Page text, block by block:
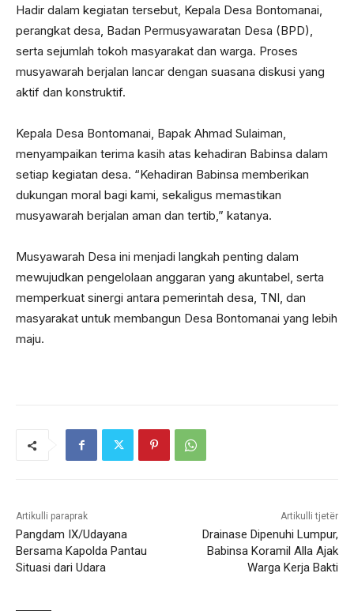
Hadir dalam kegiatan tersebut, Kepala Desa Bontomanai,
perangkat desa, Badan Permusyawaratan Desa (BPD),
serta sejumlah tokoh masyarakat dan warga. Proses
musyawarah berjalan lancar dengan suasana diskusi yang
aktif dan konstruktif.
Kepala Desa Bontomanai, Bapak Ahmad Sulaiman,
menyampaikan terima kasih atas kehadiran Babinsa dalam
setiap kegiatan desa. “Kehadiran Babinsa memberikan
dukungan moral bagi kami, sekaligus memastikan
musyawarah berjalan aman dan tertib,” katanya.
Musyawarah Desa ini menjadi langkah penting dalam
mewujudkan pengelolaan anggaran yang akuntabel, serta
memperkuat sinergi antara pemerintah desa, TNI, dan
masyarakat untuk membangun Desa Bontomanai yang lebih
maju.
Artikulli paraprak
Pangdam IX/Udayana
Bersama Kapolda Pantau
Situasi dari Udara
Artikulli tjetër
Drainase Dipenuhi Lumpur,
Babinsa Koramil Alla Ajak
Warga Kerja Bakti